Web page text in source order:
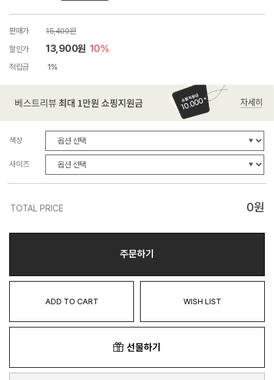
판매가
15,400원
할인가
13,900원 10%
적립금 1%
색상
사이즈
TOTAL PRICE 0원
주문하기
ADD TO CART WISH LIST
선물하기